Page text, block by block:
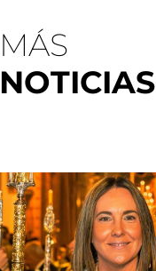
MÁS
NOTICIAS